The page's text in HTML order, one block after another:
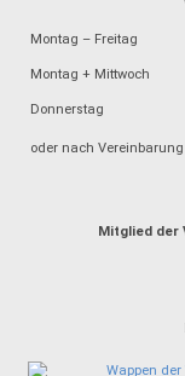
Montag – Freitag
Montag + Mittwoch
Donnerstag
oder nach Vereinbarung
Mitglied der